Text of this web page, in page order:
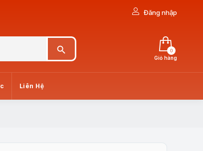
Đăng nhập
Giỏ hàng
0
Liên Hệ